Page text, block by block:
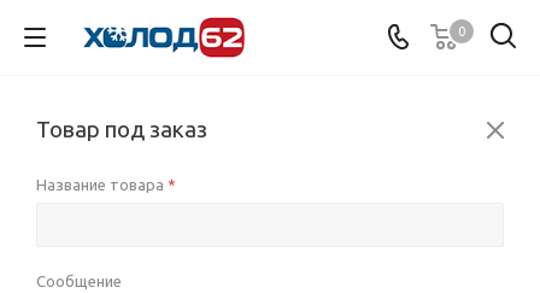
0
Товар под заказ
Название товара *
Сообщение